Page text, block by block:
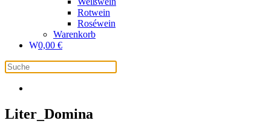
Rotwein
Roséwein
Warenkorb
0,00 €
Liter_Domina